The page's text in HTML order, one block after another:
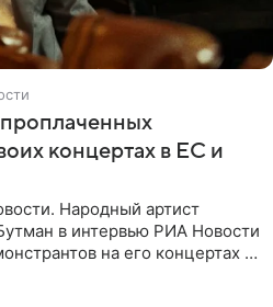
проплаченных
концертах в ЕС и
Народный артист
в интервью РИА Новости
на его концертах в